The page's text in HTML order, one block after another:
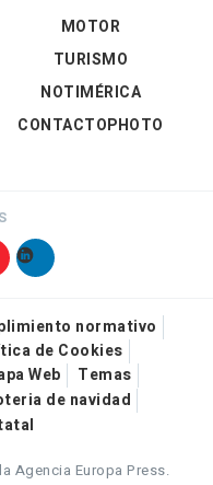
MOTOR
TURISMO
NOTIMÉRICA
CONTACTOPHOTO
normativo
de Cookies
Web
Temas
de navidad
Agencia Europa Press.